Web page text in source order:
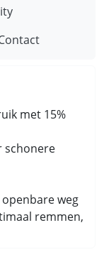
met 15%
schonere
weg
remmen,